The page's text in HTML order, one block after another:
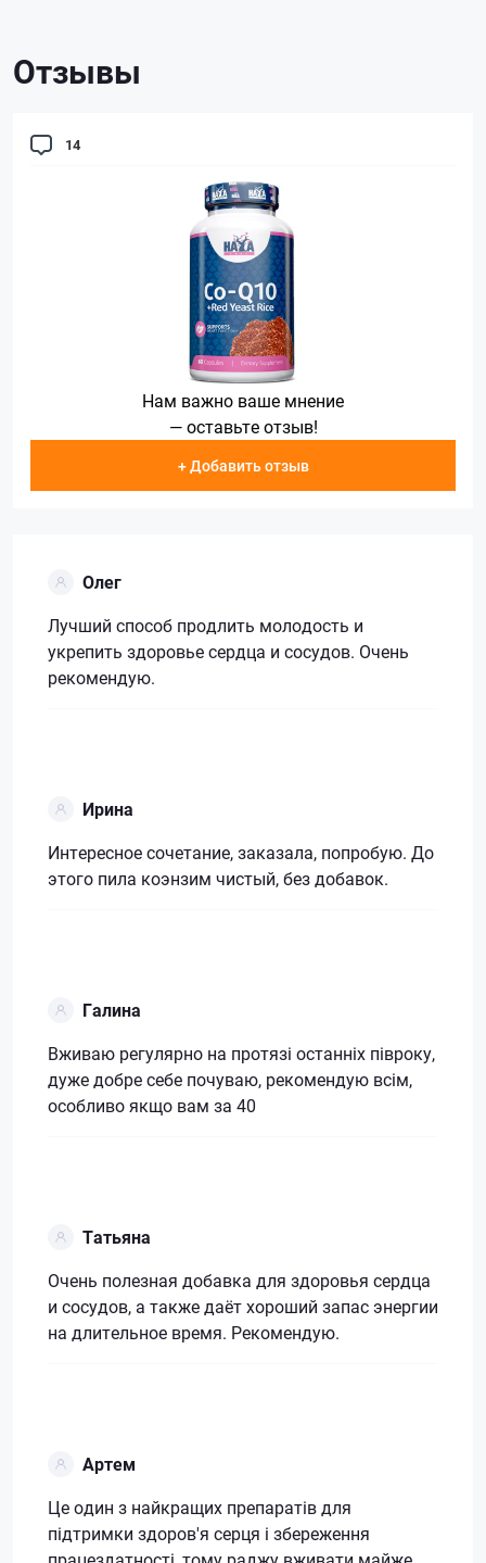
Отзывы
14
Нам важно ваше мнение
— оставьте отзыв!
+ Добавить отзыв
Олег
Лучший способ продлить молодость и
укрепить здоровье сердца и сосудов. Очень
рекомендую.
Ирина
Интересное сочетание, заказала, попробую. До
этого пила коэнзим чистый, без добавок.
Галина
Вживаю регулярно на протязі останніх півроку,
дуже добре себе почуваю, рекомендую всім,
особливо якщо вам за 40
Татьяна
Очень полезная добавка для здоровья сердца
и сосудов, а также даёт хороший запас энергии
на длительное время. Рекомендую.
Артем
Це один з найкращих препаратів для
підтримки здоров'я серця і збереження